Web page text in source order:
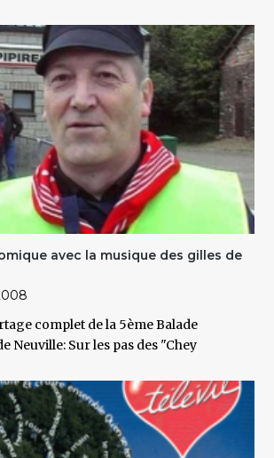
avec la musique des gilles de
complet de la 5ème Balade
Neuville: Sur les pas des "Chey